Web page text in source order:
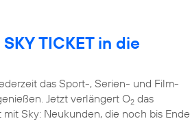
TICKET in die
das Sport-, Serien- und Film-
Jetzt verlängert O2 das
Sky: Neukunden, die noch bis Ende